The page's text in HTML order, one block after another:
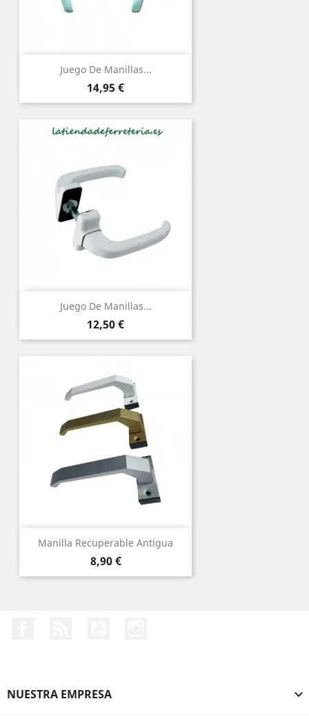
Juego De Manillas...
Precio
14,95 €
Juego De Manillas...
Precio
12,50 €
Manilla Recuperable Antigua
Precio
8,90 €
NUESTRA EMPRESA 